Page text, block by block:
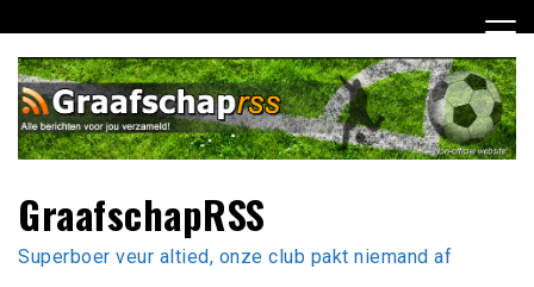
naar
inhoud
GraafschapRSS
Superboer veur altied, onze club pakt niemand af